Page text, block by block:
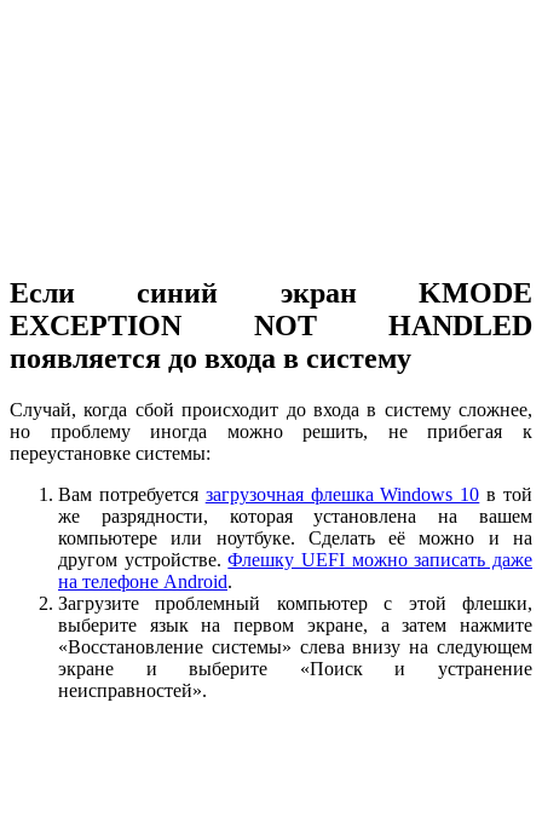
Если синий экран KMODE
EXCEPTION NOT HANDLED
появляется до входа в систему
Случай, когда сбой происходит до входа в систему сложнее,
но проблему иногда можно решить, не прибегая к
переустановке системы:
Вам потребуется загрузочная флешка Windows 10 в той
же разрядности, которая установлена на вашем
компьютере или ноутбуке. Сделать её можно и на
другом устройстве.Флешку UEFI можно записать даже
на телефоне Android.
Загрузите проблемный компьютер с этой флешки,
выберите язык на первом экране, а затем нажмите
«Восстановление системы» слева внизу на следующем
экране и выберите «Поиск и устранение
неисправностей».